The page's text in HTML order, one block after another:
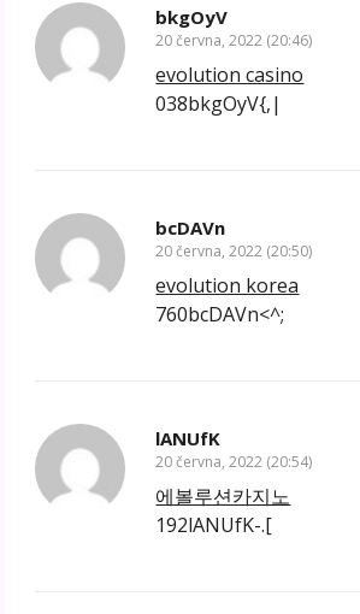
bkgOyV
20 června, 2022 (20:46)
evolution casino
038bkgOyV{,|
bcDAVn
20 června, 2022 (20:50)
evolution korea
760bcDAVn<^;
lANUfK
20 června, 2022 (20:54)
에볼루션카지노
192lANUfK-.[